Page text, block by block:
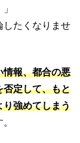
したくなりませ
情報、都合の悪
否定して、もと
り強めてしまう